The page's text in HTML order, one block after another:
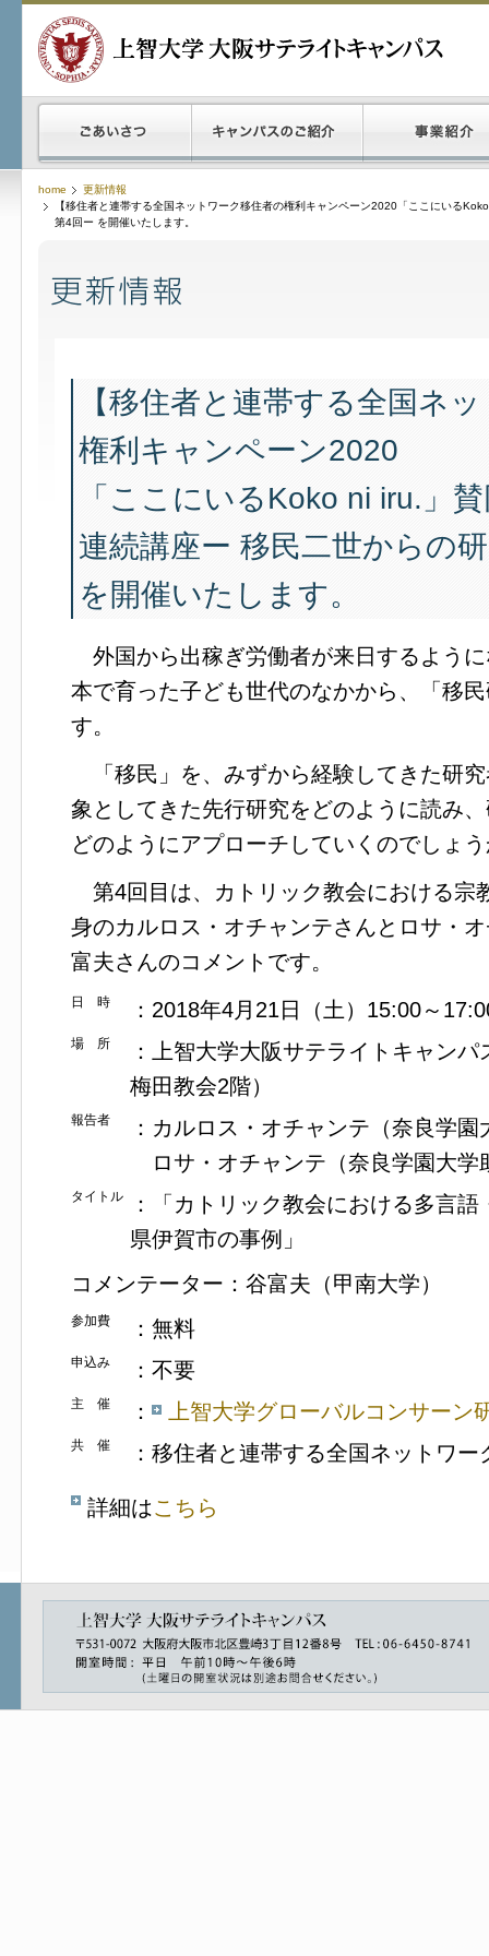
home
更新情報
【移住者と連帯する全国ネットワーク移住者の権利キャンペーン2020「ここにいる
第4回ー を開催いたします。
【移住者と連帯する全国ネ
権利キャンペーン2020
「ここにいるKoko ni iru.」
連続講座ー 移民二世からの
を開催いたします。
外国から出稼ぎ労働者が来日するよう
本で育った子ども世代のなかから、「移
す。
「移民」を、みずから経験してきた研
象としてきた先行研究をどのように読み
どのようにアプローチしていくのでしょ
第4回目は、カトリック教会における宗
身のカルロス・オチャンテさんとロサ・
富夫さんのコメントです。
日 時 ：2018年4月21日（土）15:00～
場 所
：上智大学大阪サテライトキャン
梅田教会2階）
報告者
：カルロス・オチャンテ（奈良学
ロサ・オチャンテ（奈良学園大学
タイトル
：「カトリック教会における多言
県伊賀市の事例」
コメンテーター：谷富夫（甲南大学）
参加費 ：無料
申込み ：不要
主 催 ： 上智大学グローバルコンサーン
共 催 ：移住者と連帯する全国ネットワ
詳細はこちら